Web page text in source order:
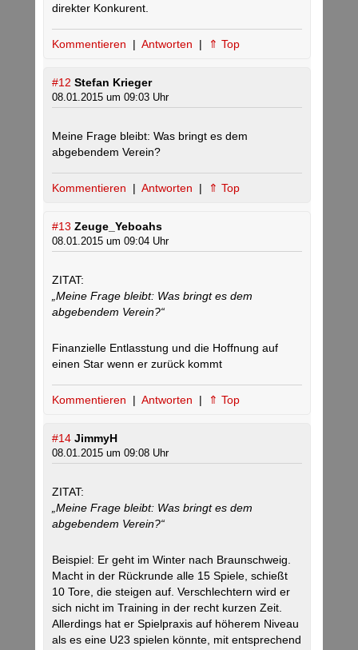
direkter Konkurent.
Kommentieren | Antworten | ⇑ Top
#12 Stefan Krieger
08.01.2015 um 09:03 Uhr
Meine Frage bleibt: Was bringt es dem
abgebendem Verein?
Kommentieren | Antworten | ⇑ Top
#13 Zeuge_Yeboahs
08.01.2015 um 09:04 Uhr
ZITAT:
„Meine Frage bleibt: Was bringt es dem
abgebendem Verein?“
Finanzielle Entlasstung und die Hoffnung auf
einen Star wenn er zurück kommt
Kommentieren | Antworten | ⇑ Top
#14 JimmyH
08.01.2015 um 09:08 Uhr
ZITAT:
„Meine Frage bleibt: Was bringt es dem
abgebendem Verein?“
Beispiel: Er geht im Winter nach Braunschweig.
Macht in der Rückrunde alle 15 Spiele, schießt
10 Tore, die steigen auf. Verschlechtern wird er
sich nicht im Training in der recht kurzen Zeit.
Allerdings hat er Spielpraxis auf höherem Niveau
als es eine U23 spielen könnte, mit entsprechend